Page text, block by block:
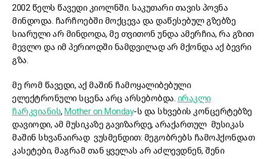
2002 წელს წავედი კიოლნში. საკუთარი თავის პოვნა
მინდოდა. ჩარჩოებში მოქცევა და დაწესებულ გზებზე
სიარული არ მინდოდა, მე თვითონ უნდა ამერჩია, რა გზით
მევლო და იმ პერიოდში ნამდვილად არ მქონდა აქ ბევრი
გზა.
მე რომ წავედი, აქ მაშინ ჩამოყალიბებული
ელექტრონული სცენა არც არსებობდა. ირაკლი
ჩარკვიანის, Mother on Monday-ს და სხვების კონცერტებზე
დავიოდი, ამ მუსიკაზე გავიზარდე, არაქართულ მუსიკას
მაშინ სხვანაირად ვუსმენდით: მეგობრებს ჩამოჰქონდათ
კასეტები, მაგრამ თან ყველას არ აძლევდნენ, შენი